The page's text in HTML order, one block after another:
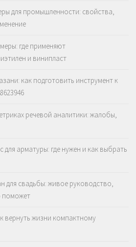
для промышленности: свойства,
где применяют
и винипласт
как подготовить инструмент к
речевой аналитики: жалобы,
для арматуры: где нужен и как выбрать
для свадьбы: живое руководство,
поможет
вернуть жизни компактному